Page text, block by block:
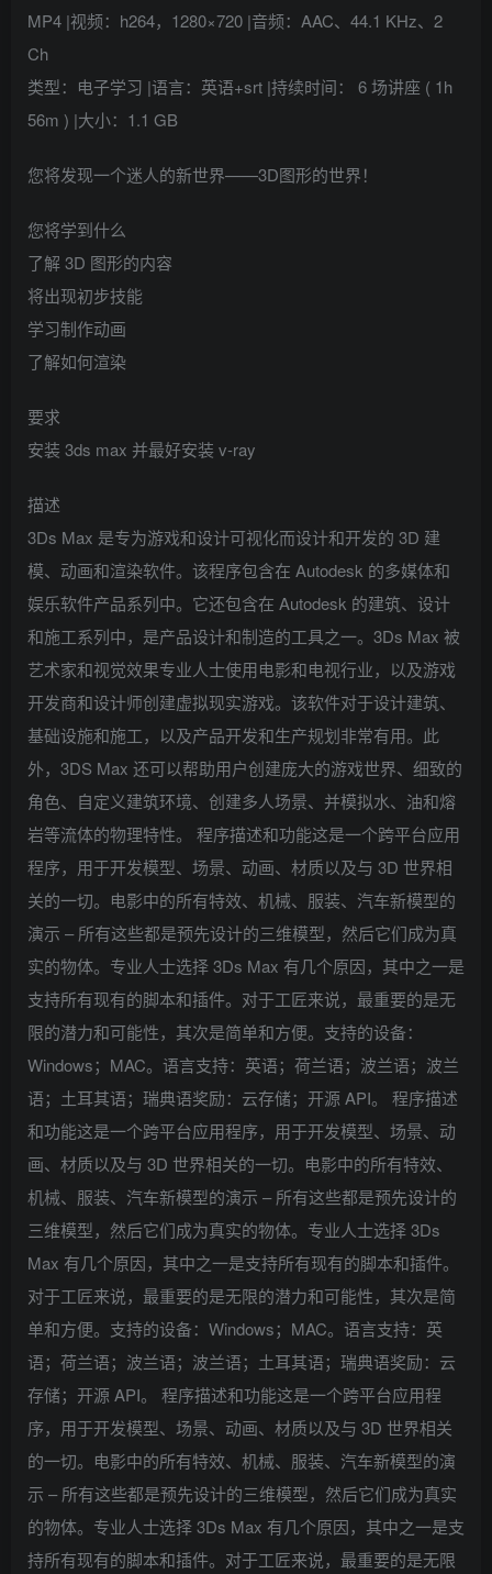
MP4 |视频：h264，1280×720 |音频：AAC、44.1 KHz、2
Ch
类型：电子学习 |语言：英语+srt |持续时间： 6 场讲座 ( 1h
56m ) |大小：1.1 GB
您将发现一个迷人的新世界——3D图形的世界！
您将学到什么
了解 3D 图形的内容
将出现初步技能
学习制作动画
了解如何渲染
要求
安装 3ds max 并最好安装 v-ray
描述
3Ds Max 是专为游戏和设计可视化而设计和开发的 3D 建
模、动画和渲染软件。该程序包含在 Autodesk 的多媒体和
娱乐软件产品系列中。它还包含在 Autodesk 的建筑、设计
和施工系列中，是产品设计和制造的工具之一。3Ds Max 被
艺术家和视觉效果专业人士使用电影和电视行业，以及游戏
开发商和设计师创建虚拟现实游戏。该软件对于设计建筑、
基础设施和施工，以及产品开发和生产规划非常有用。此
外，3DS Max 还可以帮助用户创建庞大的游戏世界、细致的
角色、自定义建筑环境、创建多人场景、并模拟水、油和熔
岩等流体的物理特性。 程序描述和功能这是一个跨平台应用
程序，用于开发模型、场景、动画、材质以及与 3D 世界相
关的一切。电影中的所有特效、机械、服装、汽车新模型的
演示 – 所有这些都是预先设计的三维模型，然后它们成为真
实的物体。专业人士选择 3Ds Max 有几个原因，其中之一是
支持所有现有的脚本和插件。对于工匠来说，最重要的是无
限的潜力和可能性，其次是简单和方便。支持的设备：
Windows；MAC。语言支持：英语；荷兰语；波兰语；波兰
语；土耳其语；瑞典语奖励：云存储；开源 API。 程序描述
和功能这是一个跨平台应用程序，用于开发模型、场景、动
画、材质以及与 3D 世界相关的一切。电影中的所有特效、
机械、服装、汽车新模型的演示 – 所有这些都是预先设计的
三维模型，然后它们成为真实的物体。专业人士选择 3Ds
Max 有几个原因，其中之一是支持所有现有的脚本和插件。
对于工匠来说，最重要的是无限的潜力和可能性，其次是简
单和方便。支持的设备：Windows；MAC。语言支持：英
语；荷兰语；波兰语；波兰语；土耳其语；瑞典语奖励：云
存储；开源 API。 程序描述和功能这是一个跨平台应用程
序，用于开发模型、场景、动画、材质以及与 3D 世界相关
的一切。电影中的所有特效、机械、服装、汽车新模型的演
示 – 所有这些都是预先设计的三维模型，然后它们成为真实
的物体。专业人士选择 3Ds Max 有几个原因，其中之一是支
持所有现有的脚本和插件。对于工匠来说，最重要的是无限